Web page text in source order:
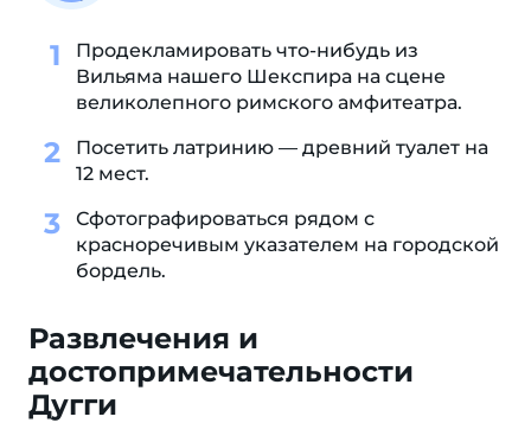
Продекламировать что-нибудь из
Вильяма нашего Шекспира на сцене
великолепного римского амфитеатра.
Посетить латринию — древний туалет на
12 мест.
Сфотографироваться рядом с
красноречивым указателем на городской
бордель.
Развлечения и
достопримечательности
Дугги